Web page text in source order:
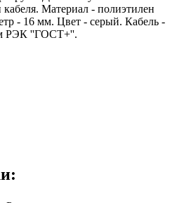
Материал - полиэтилен
- 16 мм. Цвет - серый. Кабель -
РЭК ''ГОСТ+''.